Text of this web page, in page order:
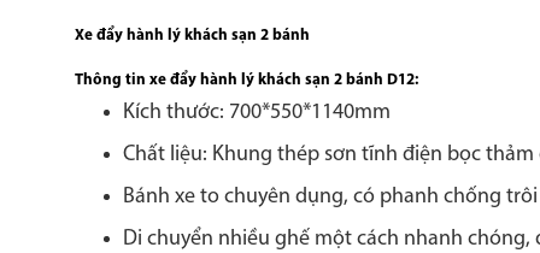
Xe đẩy hành lý khách sạn 2 bánh
Thông tin xe đẩy hành lý khách sạn 2 bánh D12:
Kích thước: 700*550*1140mm
Chất liệu: Khung thép sơn tĩnh điện bọc thảm
Bánh xe to chuyên dụng, có phanh chống trôi
Di chuyển nhiều ghế một cách nhanh chóng,